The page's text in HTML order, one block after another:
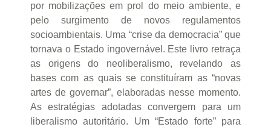
por mobilizações em prol do meio ambiente, e
pelo surgimento de novos regulamentos
socioambientais. Uma “crise da democracia” que
tornava o Estado ingovernável. Este livro retraça
as origens do neoliberalismo, revelando as
bases com as quais se constituíram as “novas
artes de governar”, elaboradas nesse momento.
As estratégias adotadas convergem para um
liberalismo autoritário. Um “Estado forte” para